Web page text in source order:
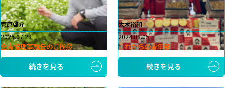
菅原啓介
2025.07.28
全青協理事就任のご挨拶
続きを見る
大木裕和
2024.08.05
これからの青年部
続きを見る